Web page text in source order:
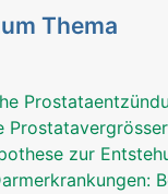
Thema
zur